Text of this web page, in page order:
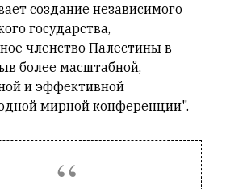
создание независимого
государства,
членство Палестины в
более масштабной,
и эффективной
мирной конференции".